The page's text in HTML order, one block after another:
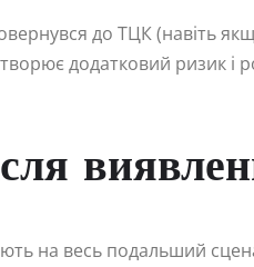
до ТЦК (навіть
додатковий ризик і
на весь подальший